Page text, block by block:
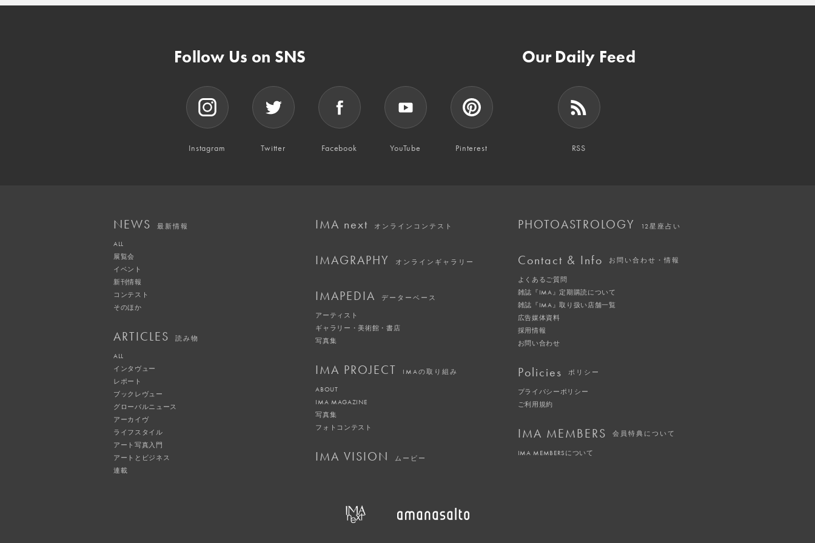
Follow Us on SNS
Instagram Twitter Facebook YouTube Pinterest
Our Daily Feed
RSS
NEWS 最新情報
ALL
展覧会
イベント
新刊情報
コンテスト
そのほか
ARTICLES 読み物
ALL
インタヴュー
レポート
ブックレヴュー
グローバルニュース
アーカイヴ
ライフスタイル
アート写真入門
アートとビジネス
連載
IMA next オンラインコンテスト
IMAGRAPHY オンラインギャラリー
IMAPEDIA データーベース
アーティスト
ギャラリー・美術館・書店
写真集
IMA PROJECT IMAの取り組み
ABOUT
IMA MAGAZINE
写真集
フォトコンテスト
IMA VISION ムービー
PHOTOASTROLOGY 12星座占い
Contact & Info お問い合わせ・情報
よくあるご質問
雑誌『IMA』定期購読について
雑誌『IMA』取り扱い店舗一覧
広告媒体資料
採用情報
お問い合わせ
Policies ポリシー
プライバシーポリシー
ご利用規約
IMA MEMBERS 会員特典について
IMA MEMBERSについて